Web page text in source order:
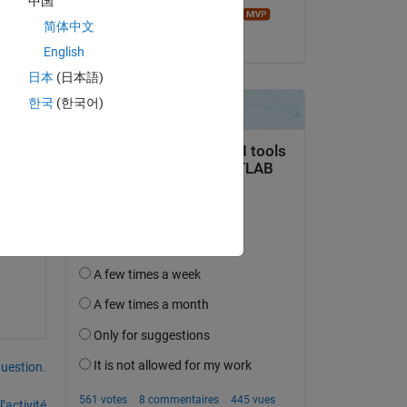
at
le 18 Avr 2015
简体中文
English
日本 (日本語)
한국 (한국어)